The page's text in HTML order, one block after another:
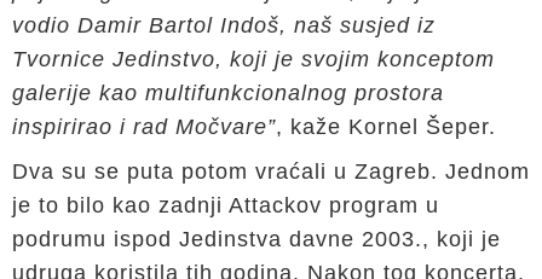
vodio Damir Bartol Indoš, naš susjed iz
Tvornice Jedinstvo, koji je svojim konceptom
galerije kao multifunkcionalnog prostora
inspirirao i rad Močvare”, kaže Kornel Šeper.
Dva su se puta potom vraćali u Zagreb. Jednom
je to bilo kao zadnji Attackov program u
podrumu ispod Jedinstva davne 2003., koji je
udruga koristila tih godina. Nakon tog koncerta,